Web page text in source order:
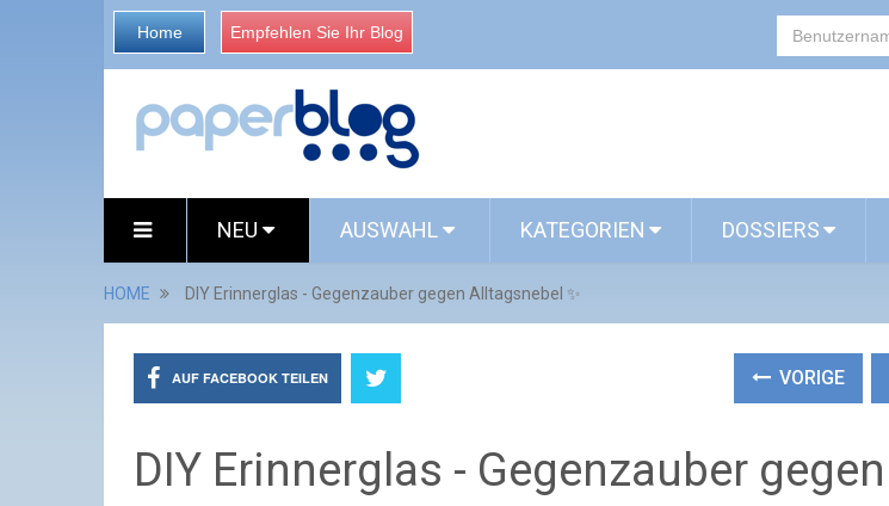
Home Empfehlen Sie Ihr Blog
NEU AUSWAHL KATEGORIEN DOSSIERS
HOME DIY Erinnerglas - Gegenzauber gegen Alltagsnebel ✨
AUF FACEBOOK TEILEN VORIGE
DIY Erinnerglas - Gegenzauber gegen